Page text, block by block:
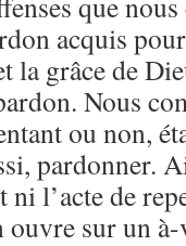
acquis
la grâce de
Nous
ou non,
pardonner.
ni l’acte de
sur un